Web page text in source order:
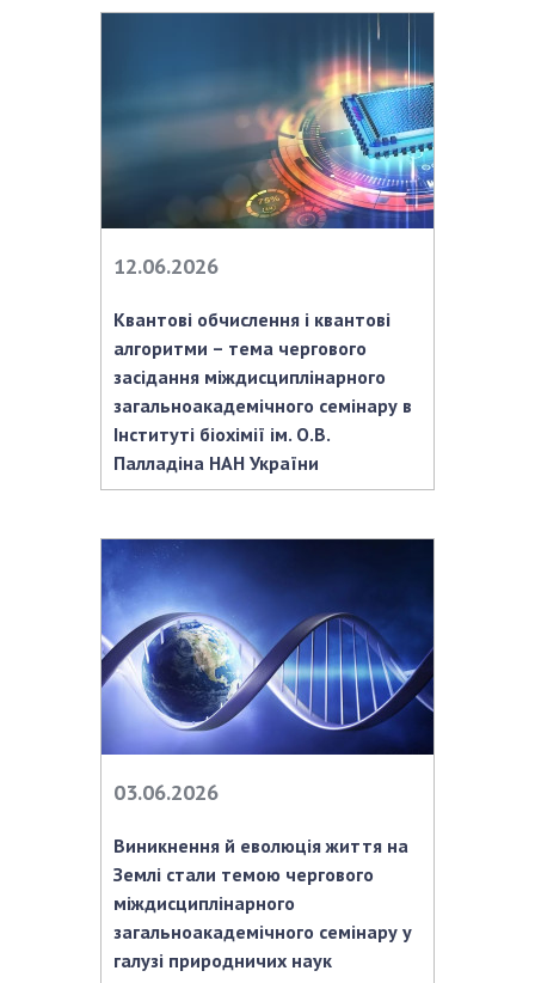
12.06.2026
Квантові обчислення і квантові
алгоритми – тема чергового
засідання міждисциплінарного
загальноакадемічного семінару в
Інституті біохімії ім. О.В.
Палладіна НАН України
03.06.2026
Виникнення й еволюція життя на
Землі стали темою чергового
міждисциплінарного
загальноакадемічного семінару у
галузі природничих наук